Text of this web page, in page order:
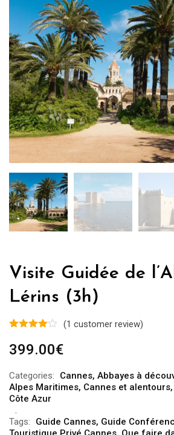
Visite Guidée de
Lérins (3h)
(1 customer review)
399.00€
Categories: Cannes, Abbayes à
Alpes Maritimes, Cannes et alentours,
Côte Azur
Tags: Guide Cannes, Guide